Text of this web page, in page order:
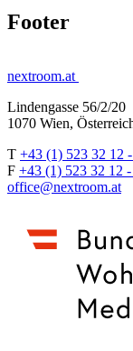
Footer
nextroom.at
Lindengasse 56/2/20
1070 Wien,
T +43 (1) 523 32 12
F +43 (1) 523 32 12 -
office@nextroom.at